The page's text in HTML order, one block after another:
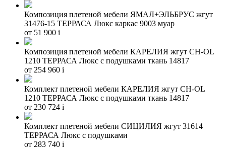
Композиция плетеной мебели ЯМАЛ+ЭЛЬБРУС жгут
31476-15 ТЕРРАСА Люкс каркас 9003 муар
от 51 900 i
Композиция плетеной мебели КАРЕЛИЯ жгут CH-OL
1210 ТЕРРАСА Люкс с подушками ткань 14817
от 254 960 i
Комплект плетеной мебели КАРЕЛИЯ жгут CH-OL
1210 ТЕРРАСА Люкс с подушками ткань 14817
от 230 724 i
Комплект плетеной мебели СИЦИЛИЯ жгут 31614
ТЕРРАСА Люкс с подушками
от 283 740 i